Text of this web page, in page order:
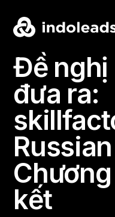
Đề nghị
đưa ra:
kết